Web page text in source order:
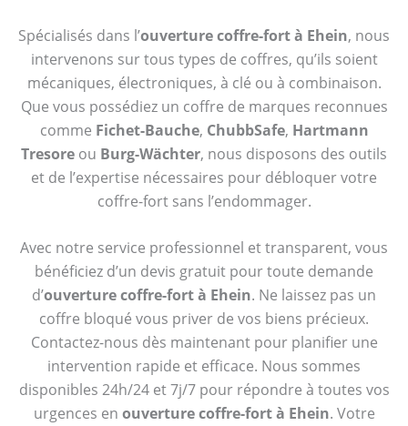
Spécialisés dans l’ouverture coffre-fort à Ehein, nous
intervenons sur tous types de coffres, qu’ils soient
mécaniques, électroniques, à clé ou à combinaison.
Que vous possédiez un coffre de marques reconnues
comme Fichet-Bauche, ChubbSafe, Hartmann
Tresore ou Burg-Wächter, nous disposons des outils
et de l’expertise nécessaires pour débloquer votre
coffre-fort sans l’endommager.
Avec notre service professionnel et transparent, vous
bénéficiez d’un devis gratuit pour toute demande
d’ouverture coffre-fort à Ehein. Ne laissez pas un
coffre bloqué vous priver de vos biens précieux.
Contactez-nous dès maintenant pour planifier une
intervention rapide et efficace. Nous sommes
disponibles 24h/24 et 7j/7 pour répondre à toutes vos
urgences en ouverture coffre-fort à Ehein. Votre